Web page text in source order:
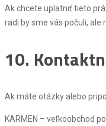
Ak chcete uplatniť tieto
radi by sme vás počuli,
10.
Ak máte otázky alebo
KARMEN – veľkoobchod